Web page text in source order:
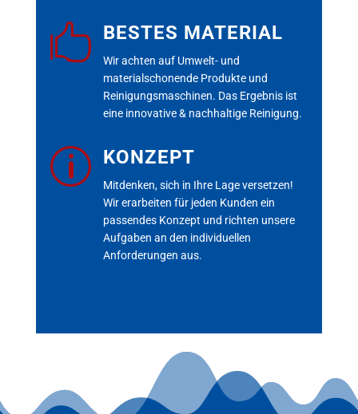
 BESTES MATERIAL
Wir achten auf Umwelt- und
materialschonende Produkte und
Reinigungsmaschinen. Das Ergebnis ist
eine innovative & nachhaltige Reinigung.
p KONZEPT
Mitdenken, sich in Ihre Lage versetzen!
Wir erarbeiten für jeden Kunden ein
passendes Konzept und richten unsere
Aufgaben an den individuellen
Anforderungen aus.